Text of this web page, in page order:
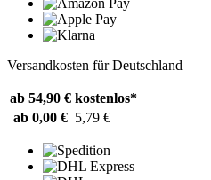
Versandkosten für Deutschland
ab 54,90 € kostenlos*
ab 0,00 € 5,79 €